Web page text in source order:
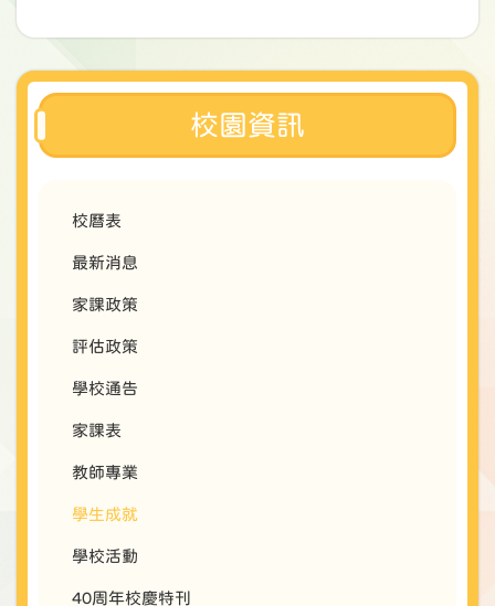
校園資訊
校曆表
最新消息
家課政策
評估政策
學校通告
家課表
教師專業
學生成就
學校活動
40周年校慶特刊